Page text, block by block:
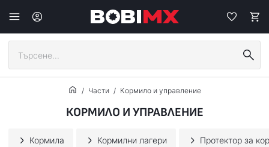
Части Кормило и управление
КОРМИЛО И УПРАВЛЕНИЕ
Кормила Кормилни лагери Протектор за